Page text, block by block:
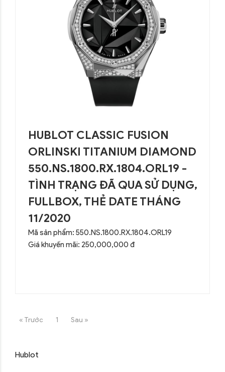
HUBLOT CLASSIC FUSION
ORLINSKI TITANIUM DIAMOND
550.NS.1800.RX.1804.ORL19 -
TÌNH TRẠNG ĐÃ QUA SỬ DỤNG,
FULLBOX, THẺ DATE THÁNG
11/2020
Mã sản phẩm: 550.NS.1800.RX.1804.ORL19
Giá khuyến mãi: 250,000,000 đ
« Trước 1 Sau »
Hublot